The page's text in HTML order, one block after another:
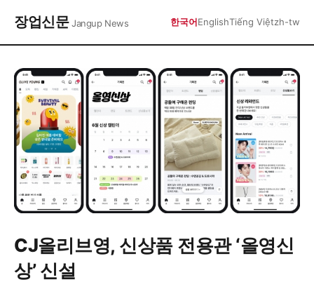
장업신문Jangup News 한국어EnglishTiếng Việtzh-tw
CJ올리브영, 신상품 전용관 ‘올영신
상’ 신설